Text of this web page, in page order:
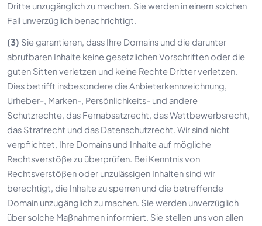
Dritte unzugänglich zu machen. Sie werden in einem solchen
Fall unverzüglich benachrichtigt.
(3) Sie garantieren, dass Ihre Domains und die darunter
abrufbaren Inhalte keine gesetzlichen Vorschriften oder die
guten Sitten verletzen und keine Rechte Dritter verletzen.
Dies betrifft insbesondere die Anbieterkennzeichnung,
Urheber-, Marken-, Persönlichkeits- und andere
Schutzrechte, das Fernabsatzrecht, das Wettbewerbsrecht,
das Strafrecht und das Datenschutzrecht. Wir sind nicht
verpflichtet, Ihre Domains und Inhalte auf mögliche
Rechtsverstöße zu überprüfen. Bei Kenntnis von
Rechtsverstößen oder unzulässigen Inhalten sind wir
berechtigt, die Inhalte zu sperren und die betreffende
Domain unzugänglich zu machen. Sie werden unverzüglich
über solche Maßnahmen informiert. Sie stellen uns von allen